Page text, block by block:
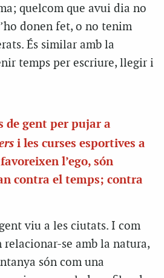
quelcom que avui dia no
donen fet, o no tenim
És similar amb la
temps per escriure, llegir i
de gent per pujar a
i les curses esportives a
l’ego, són
contra el temps; contra
viu a les ciutats. I com
relacionar-se amb la natura,
són com una